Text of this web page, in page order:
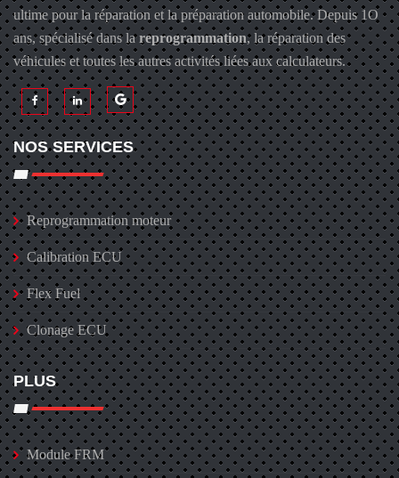
ultime pour la réparation et la préparation automobile. Depuis 1O
ans, spécialisé dans lareprogrammation, la réparation des
véhicules et toutes les autres activités liées aux calculateurs.
NOS SERVICES
Reprogrammation moteur
Calibration ECU
Flex Fuel
Clonage ECU
PLUS
Module FRM